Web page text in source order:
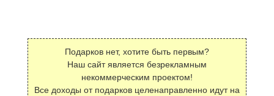
Подарков нет, хотите быть первым?
Наш сайт является безрекламным
некоммерческим проектом!
Все доходы от подарков целенаправленно идут на